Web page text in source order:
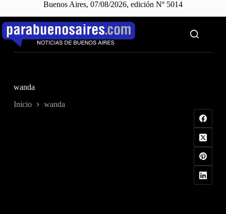
Buenos Aires, 07/08/2026, edición Nº 5014
Saltar
contenido
wanda
Inicio wanda